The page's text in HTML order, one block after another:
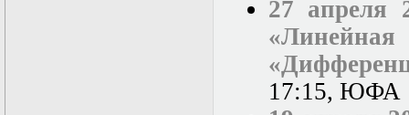
27 апреля
17:15, ЮФА